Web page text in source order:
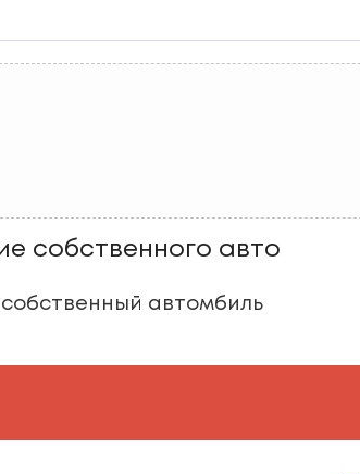
собственного авто
собственный автомбиль